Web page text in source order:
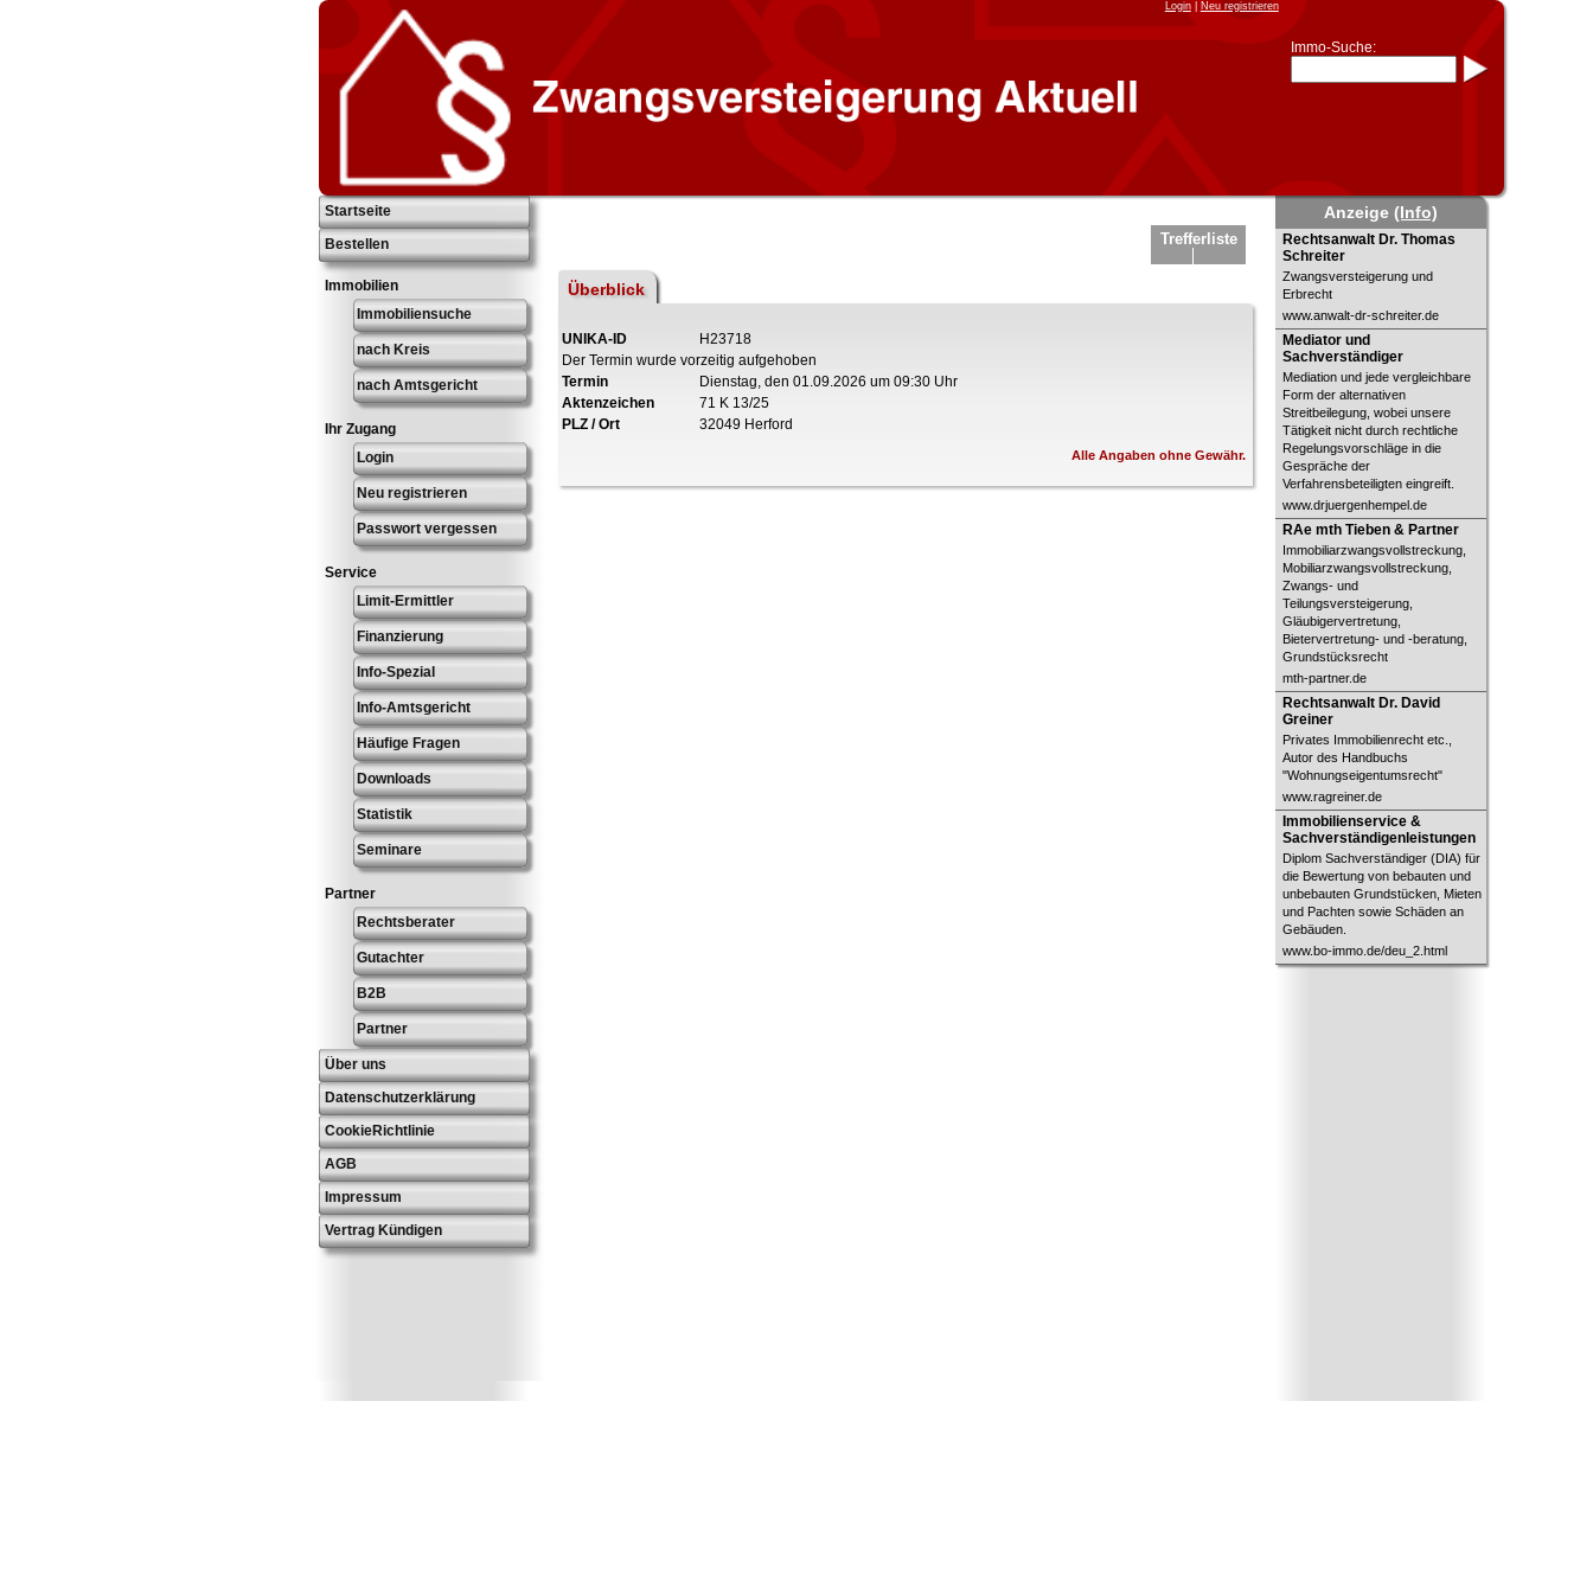
Login| Neu registrieren
Immo-Suche:
* Suche verfeinern durch
Kombinieren
z.B.:15 Frankfurtfür
Frankfurt/Oder
und6 Frankfurt
Main
Immobiliensuche
nach Kreis
nach Amtsgericht
Startseite
Bestellen
Immobilien
Immobiliensuche
nach Kreis
nach Amtsgericht
Ihr Zugang
Login
Neu registrieren
Passwort vergessen
Service
Limit-Ermittler
Finanzierung
Info-Spezial
Info-Amtsgericht
Häufige Fragen
Downloads
Statistik
Seminare
Partner
Rechtsberater
Gutachter
B2B
Partner
Über uns
Datenschutzerklärung
CookieRichtlinie
AGB
Impressum
Vertrag Kündigen
Trefferliste
Überblick
UNIKA-ID
H23718
Der Termin wurde vorzeitig aufgehoben
Termin
Dienstag, den 01.09.2026 um 09:30 Uhr
Aktenzeichen
71 K 13/25
PLZ / Ort
32049 Herford
Alle Angaben ohne Gewähr.
Anzeige(Info)
Rechtsanwalt Dr. Thomas Schreiter
Rechtsanwalt Dr. Thomas
Schreiter
Zwangsversteigerung und
Erbrecht
www.anwalt-dr-schreiter.de
Mediator und Sachverständiger
Mediator und
Sachverständiger
Mediation und jede vergleichbare
Form der alternativen
Streitbeilegung, wobei unsere
Tätigkeit nicht durch rechtliche
Regelungsvorschläge in die
Gespräche der
Verfahrensbeteiligten eingreift.
www.drjuergenhempel.de
RAe mth Tieben & Partner
RAe mth Tieben & Partner
Immobiliarzwangsvollstreckung,
Mobiliarzwangsvollstreckung,
Zwangs- und
Teilungsversteigerung,
Gläubigervertretung,
Bietervertretung- und -beratung,
Grundstücksrecht
mth-partner.de
Rechtsanwalt Dr. David Greiner
Rechtsanwalt Dr. David
Greiner
Privates Immobilienrecht etc.,
Autor des Handbuchs
"Wohnungseigentumsrecht"
www.ragreiner.de
Immobilienservice &
Sachverständigenleistungen
Immobilienservice &
Sachverständigenleistungen
Diplom Sachverständiger (DIA) für
die Bewertung von bebauten und
unbebauten Grundstücken, Mieten
und Pachten sowie Schäden an
Gebäuden.
www.bo-immo.de/deu_2.html